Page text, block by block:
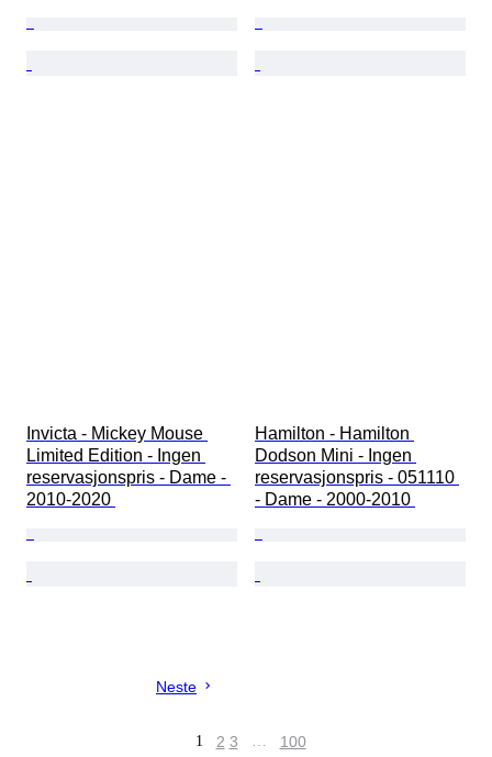
Invicta - Mickey Mouse
Limited Edition - Ingen
reservasjonspris - Dame -
2010-2020
Hamilton - Hamilton
Dodson Mini - Ingen
reservasjonspris - 051110
- Dame - 2000-2010
Neste
1 2 3 … 100